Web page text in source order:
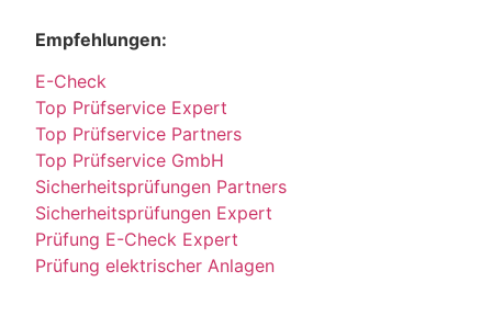
Empfehlungen:
E-Check
Top Prüfservice Expert
Top Prüfservice Partners
Top Prüfservice GmbH
Sicherheitsprüfungen Partners
Sicherheitsprüfungen Expert
Prüfung E-Check Expert
Prüfung elektrischer Anlagen